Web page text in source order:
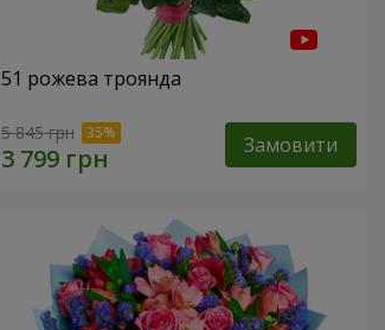
51 рожева троянда
5 845 грн Замовити